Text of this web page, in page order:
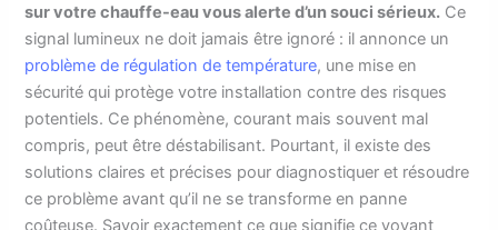
sur votre chauffe-eau vous alerte d’un souci sérieux. Ce
signal lumineux ne doit jamais être ignoré : il annonce un
problème de régulation de température, une mise en
sécurité qui protège votre installation contre des risques
potentiels. Ce phénomène, courant mais souvent mal
compris, peut être déstabilisant. Pourtant, il existe des
solutions claires et précises pour diagnostiquer et résoudre
ce problème avant qu’il ne se transforme en panne
coûteuse. Savoir exactement ce que signifie ce voyant